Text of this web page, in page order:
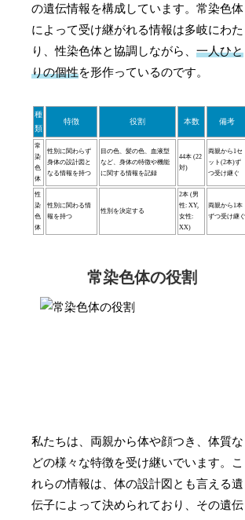
の遺伝情報を構成しています。常染色体
によって受け継がれる情報は多岐にわた
り、性染色体と協調しながら、一人ひと
りの個性を形作っているのです。
種
類
特徴 役割 本数 備考
常
染
色
体
性別に関わらず
身体の設計図と
なる情報を持つ
目の色、髪の色、血液型
など、身体の特徴や機能
に関する情報を記録
44本 (22
対)
両親から1セ
ット(2本)ず
つ受け継ぐ
性
染
色
体
性別に関わる情
報を持つ
性別を決定する
2本 (男
性: XY,
女性:
XX)
両親から1本
ずつ受け継ぐ
常染色体の役割
私たちは、両親から体や顔つき、体質な
どの様々な特徴を受け継いでいます。こ
れらの情報は、体の設計図とも言える遺
伝子によって決められており、その遺伝